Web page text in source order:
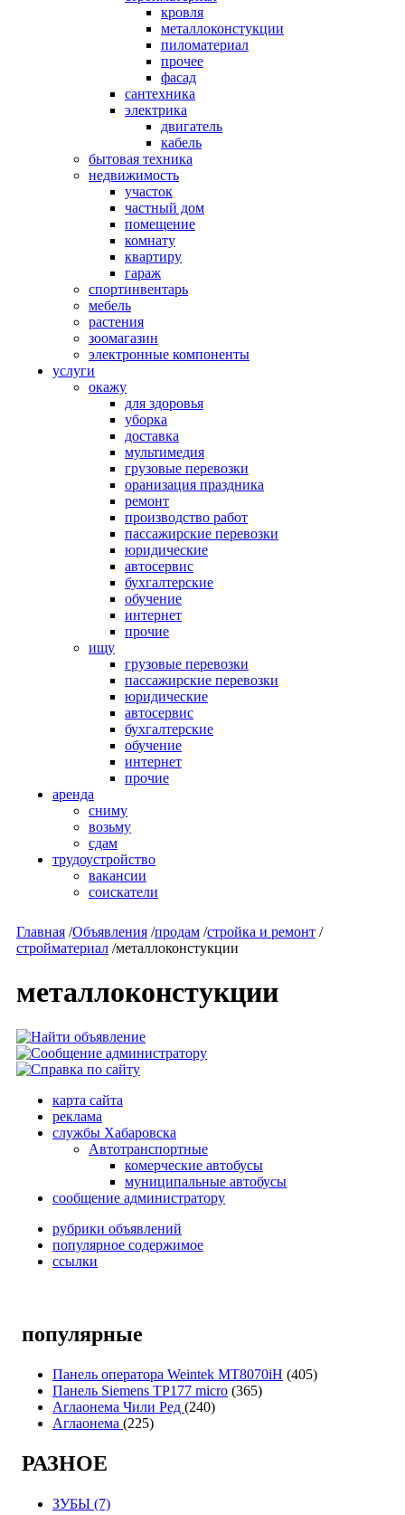
кровля
металлоконстукции
пиломатериал
прочее
фасад
сантехника
электрика
двигатель
кабель
бытовая техника
недвижимость
участок
частный дом
помещение
комнату
квартиру
гараж
спортинвентарь
мебель
растения
зоомагазин
электронные компоненты
услуги
окажу
для здоровья
уборка
доставка
мультимедия
грузовые перевозки
оранизация праздника
ремонт
производство работ
пассажирские перевозки
юридические
автосервис
бухгалтерские
обучение
интернет
прочие
ищу
грузовые перевозки
пассажирские перевозки
юридические
автосервис
бухгалтерские
обучение
интернет
прочие
аренда
сниму
возьму
сдам
трудоустройство
вакансии
соискатели
Главная /Объявления /продам /стройка и ремонт /
стройматериал /металлоконстукции
металлоконстукции
карта сайта
реклама
службы Хабаровска
Автотранспортные
комерческие автобусы
муниципальные автобусы
сообщение администратору
рубрики объявлений
популярное содержимое
ссылки
популярные
Панель оператора Weintek MT8070iH (405)
Панель Siemens TP177 micro (365)
Аглаонема Чили Ред (240)
Аглаонема (225)
РАЗНОЕ
ЗУБЫ (7)